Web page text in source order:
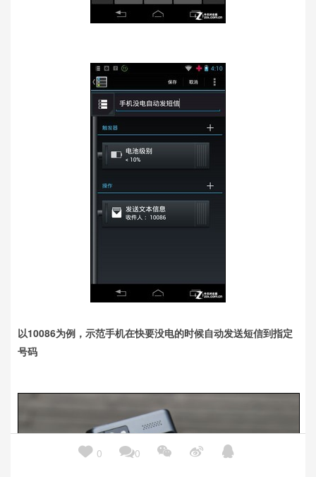
以10086为例，示范手机在快要没电的时候自动发送短信到指定
号码
 0 0   